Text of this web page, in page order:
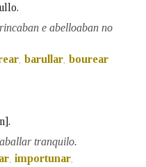
e abelloaban no
barullar bourear
tranquilo.
, importunar,